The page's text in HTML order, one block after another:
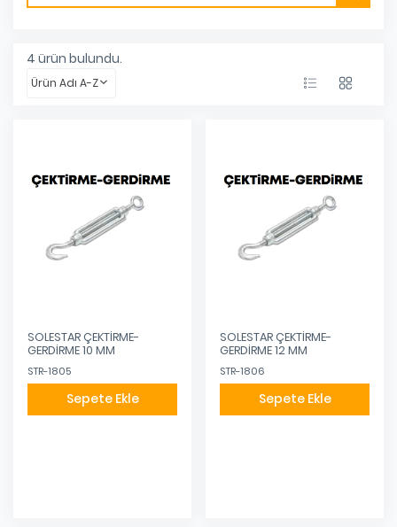
4 ürün bulundu.
Ürün Adı A-Z
SOLESTAR ÇEKTİRME-
GERDİRME 10 MM
STR-1805
Sepete Ekle
SOLESTAR ÇEKTİRME-
GERDİRME 12 MM
STR-1806
Sepete Ekle